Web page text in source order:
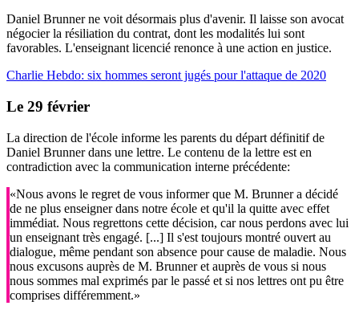
Daniel Brunner ne voit désormais plus d'avenir. Il laisse son avocat
négocier la résiliation du contrat, dont les modalités lui sont
favorables. L'enseignant licencié renonce à une action en justice.
Charlie Hebdo: six hommes seront jugés pour l'attaque de 2020
Le 29 février
La direction de l'école informe les parents du départ définitif de
Daniel Brunner dans une lettre. Le contenu de la lettre est en
contradiction avec la communication interne précédente:
«Nous avons le regret de vous informer que M. Brunner a décidé
de ne plus enseigner dans notre école et qu'il la quitte avec effet
immédiat. Nous regrettons cette décision, car nous perdons avec lui
un enseignant très engagé. [...] Il s'est toujours montré ouvert au
dialogue, même pendant son absence pour cause de maladie. Nous
nous excusons auprès de M. Brunner et auprès de vous si nous
nous sommes mal exprimés par le passé et si nos lettres ont pu être
comprises différemment.»